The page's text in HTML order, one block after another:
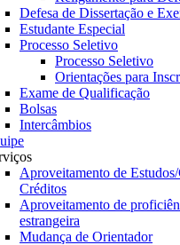
Defesa de Dissertação e
Estudante Especial
Processo Seletivo
Processo Seletivo
Orientações para
Exame de Qualificação
Bolsas
Intercâmbios
Aproveitamento de
Créditos
Aproveitamento de
estrangeira
Mudança de Orientador